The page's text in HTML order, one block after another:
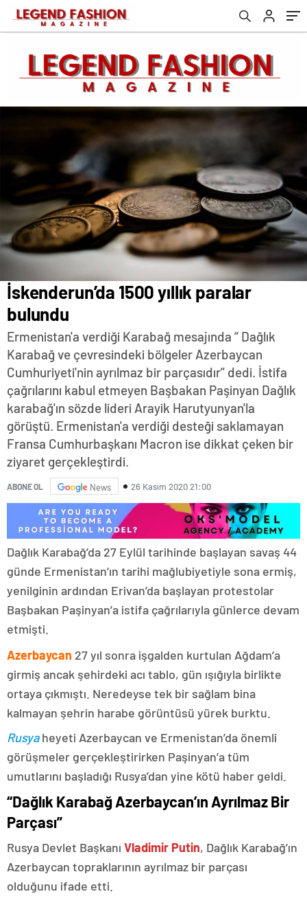
İskenderun’da 1500 yıllık paralar
bulundu
Ermenistan'a verdiği Karabağ mesajında “ Dağlık
Karabağ ve çevresindeki bölgeler Azerbaycan
Cumhuriyeti'nin ayrılmaz bir parçasıdır” dedi. İstifa
çağrılarını kabul etmeyen Başbakan Paşinyan Dağlık
karabağ'ın sözde lideri Arayik Harutyunyan'la
görüştü. Ermenistan'a verdiği desteği saklamayan
Fransa Cumhurbaşkanı Macron ise dikkat çeken bir
ziyaret gerçekleştirdi.
ABONE OL News 26 Kasım 2020 21:00
Dağlık Karabağ’da 27 Eylül tarihinde başlayan savaş 44
günde Ermenistan’ın tarihi mağlubiyetiyle sona ermiş,
yenilginin ardından Erivan’da başlayan protestolar
Başbakan Paşinyan’a istifa çağrılarıyla günlerce devam
etmişti.
Azerbaycan 27 yıl sonra işgalden kurtulan Ağdam’a
girmiş ancak şehirdeki acı tablo, gün ışığıyla birlikte
ortaya çıkmıştı. Neredeyse tek bir sağlam bina
kalmayan şehrin harabe görüntüsü yürek burktu.
Rusyaheyeti Azerbaycan ve Ermenistan’da önemli
görüşmeler gerçekleştirirken Paşinyan’a tüm
umutlarını başladığı Rusya’dan yine kötü haber geldi.
“Dağlık Karabağ Azerbaycan’ın Ayrılmaz Bir
Parçası”
Rusya Devlet Başkanı Vladimir Putin, Dağlık Karabağ’ın
Azerbaycan topraklarının ayrılmaz bir parçası
olduğunu ifade etti.